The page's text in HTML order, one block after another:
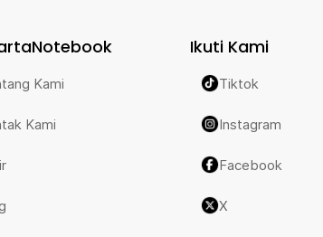
Kami
Kami
Ikuti Kami
Tiktok
Instagram
Facebook
X